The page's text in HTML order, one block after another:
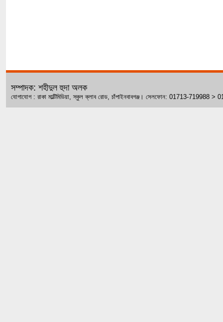
সম্পাদক: শহীদুল হুদা অলক
যোগাযোগ : রাকা মাল্টিমিডিয়া, স্কুল ক্লাব রোড, চাঁপাইনবাবগঞ্জ। সেলফোন: 01713-